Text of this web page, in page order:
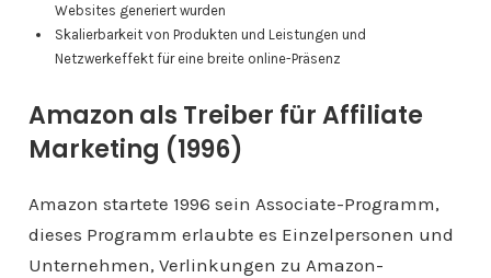
Websites generiert wurden
Skalierbarkeit von Produkten und Leistungen und
Netzwerkeffekt für eine breite online-Präsenz
Amazon als Treiber für Affiliate
Marketing (1996)
Amazon startete 1996 sein Associate-Programm,
dieses Programm erlaubte es Einzelpersonen und
Unternehmen, Verlinkungen zu Amazon-